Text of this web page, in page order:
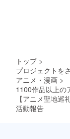
トップ >
プロジェクトを
アニメ・漫画 >
1100作品以上の
【アニメ聖地巡
活動報告